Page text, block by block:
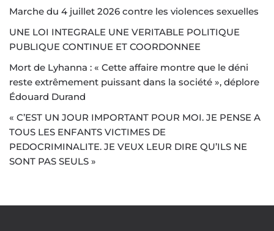
Marche du 4 juillet 2026 contre les violences sexuelles
UNE LOI INTEGRALE UNE VERITABLE POLITIQUE
PUBLIQUE CONTINUE ET COORDONNEE
Mort de Lyhanna : « Cette affaire montre que le déni
reste extrêmement puissant dans la société », déplore
Édouard Durand
« C’EST UN JOUR IMPORTANT POUR MOI. JE PENSE A
TOUS LES ENFANTS VICTIMES DE
PEDOCRIMINALITE. JE VEUX LEUR DIRE QU’ILS NE
SONT PAS SEULS »